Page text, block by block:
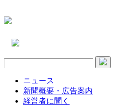
ニュース
新聞概要・広告案内
経営者に聞く